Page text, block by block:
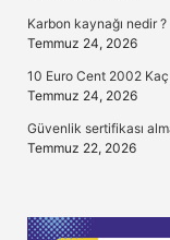
Karbon kaynağı nedir ?
Temmuz 24, 2026
10 Euro Cent 2002
Temmuz 24, 2026
Güvenlik sertifikası
Temmuz 22, 2026